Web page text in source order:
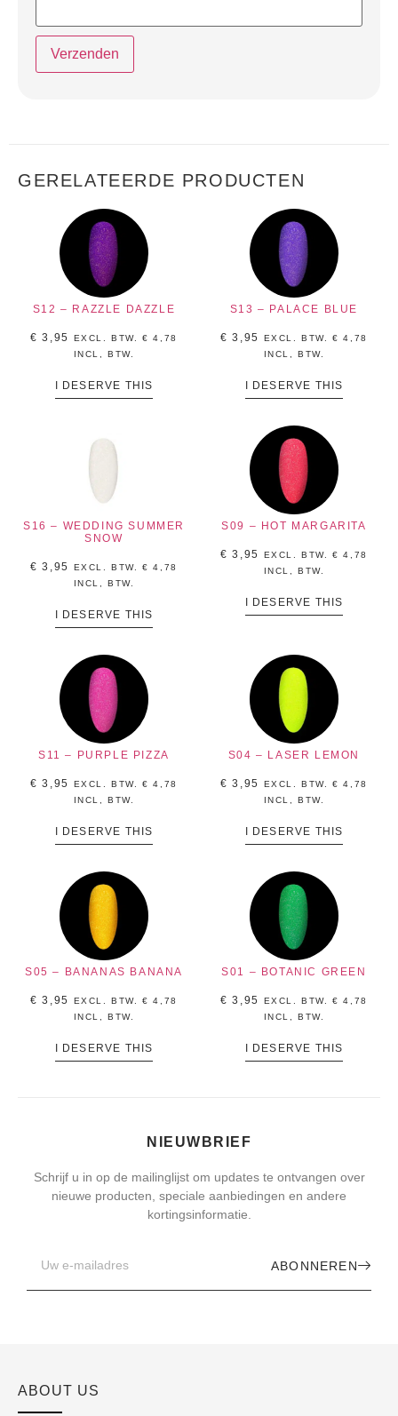
GERELATEERDE PRODUCTEN
S12 – RAZZLE DAZZLE
€ 3,95 EXCL. BTW.€ 4,78
INCL, BTW.
I DESERVE THIS
S13 – PALACE BLUE
€ 3,95 EXCL. BTW.€ 4,78
INCL, BTW.
I DESERVE THIS
S16 – WEDDING SUMMER
SNOW
€ 3,95 EXCL. BTW.€ 4,78
INCL, BTW.
I DESERVE THIS
S09 – HOT MARGARITA
€ 3,95 EXCL. BTW.€ 4,78
INCL, BTW.
I DESERVE THIS
S11 – PURPLE PIZZA
€ 3,95 EXCL. BTW.€ 4,78
INCL, BTW.
I DESERVE THIS
S04 – LASER LEMON
€ 3,95 EXCL. BTW.€ 4,78
INCL, BTW.
I DESERVE THIS
S05 – BANANAS BANANA
€ 3,95 EXCL. BTW.€ 4,78
INCL, BTW.
I DESERVE THIS
S01 – BOTANIC GREEN
€ 3,95 EXCL. BTW.€ 4,78
INCL, BTW.
I DESERVE THIS
NIEUWBRIEF
Schrijf u in op de mailinglijst om updates te ontvangen over
nieuwe producten, speciale aanbiedingen en andere
kortingsinformatie.
ABONNEREN
ABOUT US